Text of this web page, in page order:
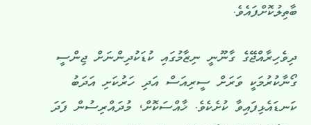
ބާތިލުކޮށްފައެވެ.
ދިވެހިރާއްޖޭގެ ގާނޫނީ ނިޒާމުގައި ކުޑަކުދިންނަށް ޖިންސީ
ގޯނާކުރުމަކީ ވަރަށް ސީރިއަސް އަދި ހަރުކަށި އަދަބު
ކަނޑައެޅިފައިވާ ކުށެކެވެ. ޚާއްސަކޮށް، މުދައްރިސުން ފަދަ